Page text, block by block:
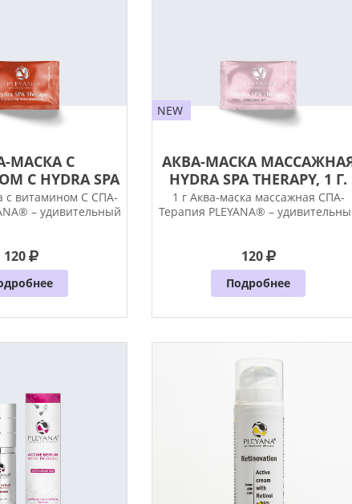
МАСКА С
С HYDRA SPA
1...
с витамином С СПА-
– удивительный
120
NEW
АКВА-МАСКА
HYDRA SPA THERAPY, 1 Г.
1 г Аква-маска массажная СПА-
Терапия PLEYANA® –
120
Подробнее